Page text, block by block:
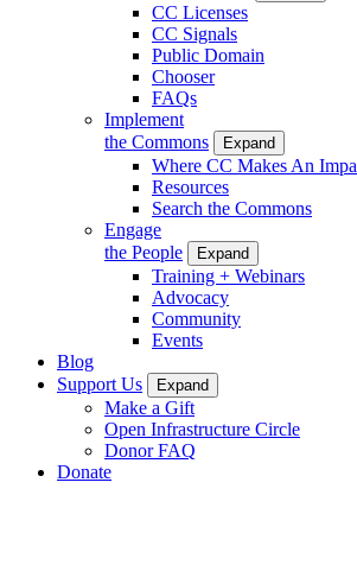
CC Licenses
CC Signals
Public Domain
Chooser
FAQs
Implement
the Commons
Expand
Where CC Makes An
Resources
Search the Commons
Engage
the People
Expand
Training + Webinars
Advocacy
Community
Events
Blog
Support Us
Expand
Make a Gift
Open Infrastructure Circle
Donor FAQ
Donate